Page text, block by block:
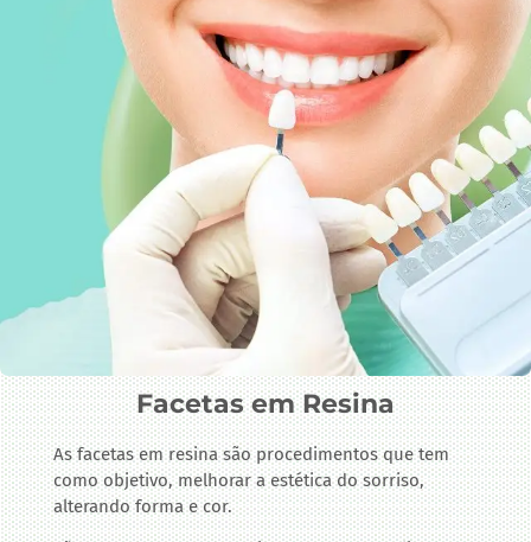
Facetas em Resina
As facetas em resina são procedimentos que tem
como objetivo, melhorar a estética do sorriso,
alterando forma e cor.